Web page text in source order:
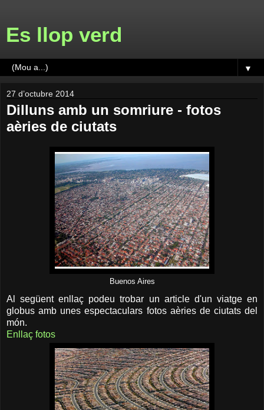
Es llop verd
▼
27 d’octubre 2014
Dilluns amb un somriure - fotos
aèries de ciutats
Buenos Aires
Al següent enllaç podeu trobar un article d'un viatge en
globus amb unes espectaculars fotos aèries de ciutats del
món.
Enllaç fotos